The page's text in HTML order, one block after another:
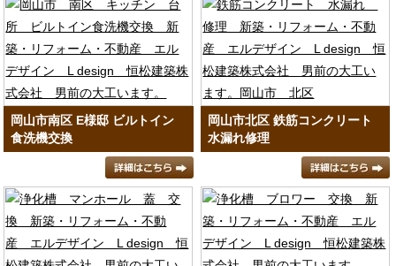
岡山市南区 E様邸 ビルトイン
食洗機交換
岡山市北区 鉄筋コンクリート
水漏れ修理